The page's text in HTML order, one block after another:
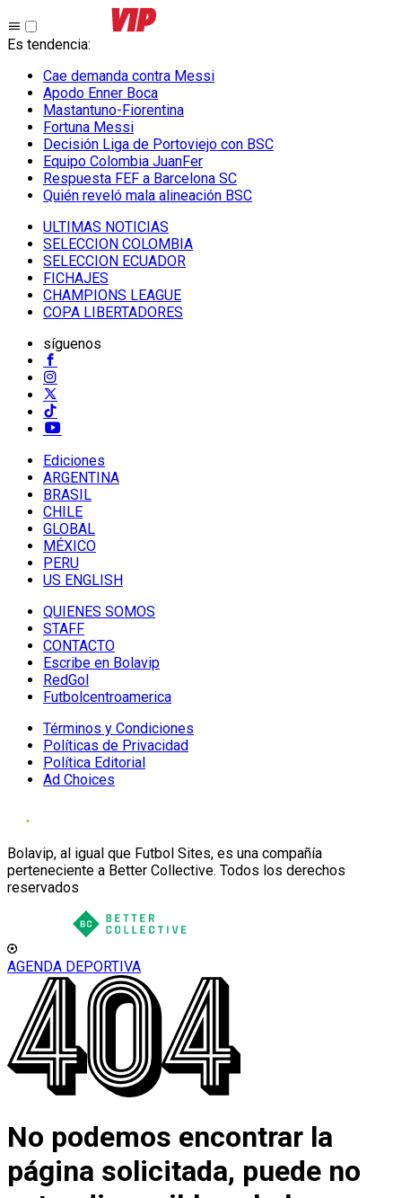
Es tendencia:
Cae demanda contra Messi
Apodo Enner Boca
Mastantuno-Fiorentina
Fortuna Messi
Decisión Liga de Portoviejo con BSC
Equipo Colombia JuanFer
Respuesta FEF a Barcelona SC
Quién reveló mala alineación BSC
ULTIMAS NOTICIAS
SELECCION COLOMBIA
SELECCION ECUADOR
FICHAJES
CHAMPIONS LEAGUE
COPA LIBERTADORES
síguenos
Ediciones
ARGENTINA
BRASIL
CHILE
GLOBAL
MÉXICO
PERU
US ENGLISH
QUIENES SOMOS
STAFF
CONTACTO
Escribe en Bolavip
RedGol
Futbolcentroamerica
Términos y Condiciones
Políticas de Privacidad
Política Editorial
Ad Choices
Bolavip, al igual que Futbol Sites, es una compañía
perteneciente a Better Collective. Todos los derechos
reservados
AGENDA DEPORTIVA
No podemos encontrar la
página solicitada, puede no